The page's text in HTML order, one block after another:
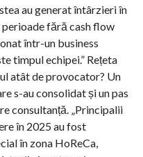
au generat întârzieri în
fără cash flow
într-un business
timpul echipei.” Rețeta
atât de provocator? Un
s-au consolidat și un pas
consultanță. „Principalii
în 2025 au fost
în zona HoReCa,